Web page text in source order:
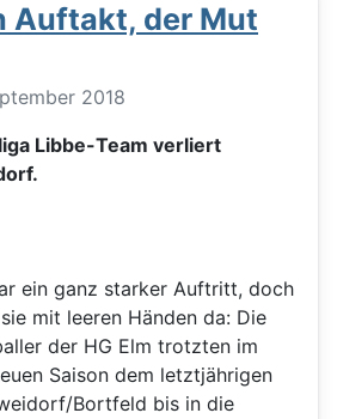
Auftakt, der Mut
2018
Libbe-Team verliert
ein ganz starker Auftritt, doch
mit leeren Händen da: Die
der HG Elm trotzten im
Saison dem letztjährigen
Bortfeld bis in die